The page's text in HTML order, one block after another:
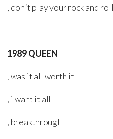
, don´t play your rock and roll
1989 QUEEN
, was it all worth it
, i want it all
, breakthrougt